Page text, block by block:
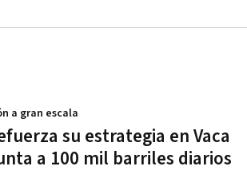
su estrategia en Vaca
a 100 mil barriles diarios
a gran escala